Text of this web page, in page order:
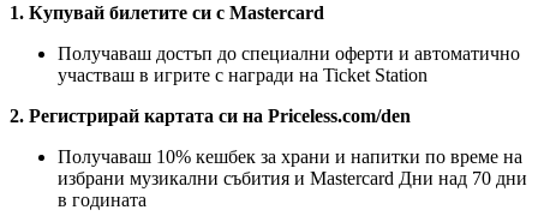
1. Купувай билетите си с Mastercard
Получаваш достъп до специални оферти и автоматично
участваш в игрите с награди на Ticket Station
2. Регистрирай картата си на Priceless.com/den
Получаваш 10% кешбек за храни и напитки по време на
избрани музикални събития и Mastercard Дни над 70 дни
в годината